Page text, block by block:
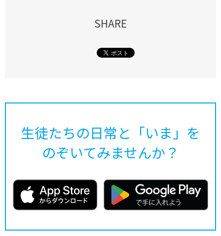
SHARE
生徒たちの日常と「いま」を
のぞいてみませんか？